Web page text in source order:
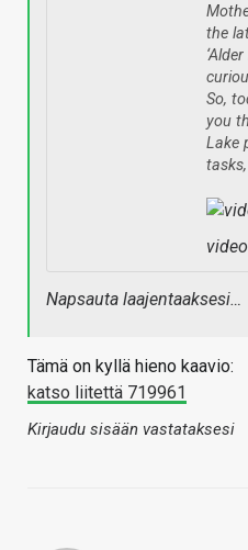
the
So,
you
Lake
Napsauta laajentaaksesi…
Tämä on kyllä hieno kaavio:
katso liitettä 719961
Kirjaudu sisään vastataksesi